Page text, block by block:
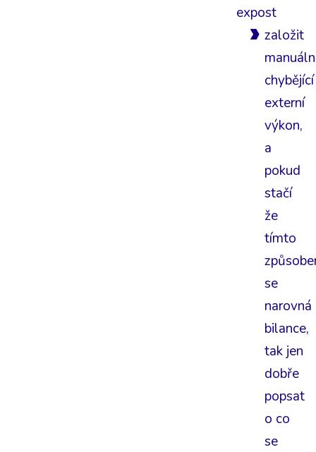
expost
založit
chybějící
externí
výkon,
a
pokud
stačí
že
tímto
se
narovná
bilance,
tak jen
dobře
popsat
o co
se